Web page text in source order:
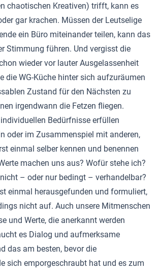
chaotischen Kreativen) trifft, kann es
gar krachen. Müssen der Leutselige
ein Büro miteinander teilen, kann das
Stimmung führen. Und vergisst die
wieder vor lauter Ausgelassenheit
die WG-Küche hinter sich aufzuräumen
Zustand für den Nächsten zu
irgendwann die Fetzen fliegen.
Bedürfnisse erfüllen
oder im Zusammenspiel mit anderen,
einmal selber kennen und benennen
machen uns aus? Wofür stehe ich?
– oder nur bedingt – verhandelbar?
einmal herausgefunden und formuliert,
nicht auf. Auch unsere Mitmenschen
und Werte, die anerkannt werden
es Dialog und aufmerksame
das am besten, bevor die
sich emporgeschraubt hat und es zum